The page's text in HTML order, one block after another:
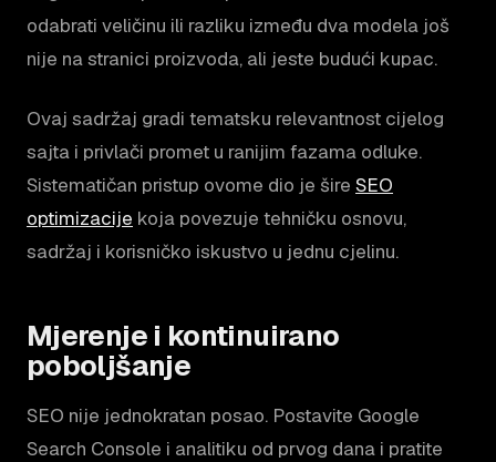
odabrati veličinu ili razliku između dva modela još
nije na stranici proizvoda, ali jeste budući kupac.
Ovaj sadržaj gradi tematsku relevantnost cijelog
sajta i privlači promet u ranijim fazama odluke.
Sistematičan pristup ovome dio je šire SEO
optimizacije koja povezuje tehničku osnovu,
sadržaj i korisničko iskustvo u jednu cjelinu.
Mjerenje i kontinuirano
poboljšanje
SEO nije jednokratan posao. Postavite Google
Search Console i analitiku od prvog dana i pratite